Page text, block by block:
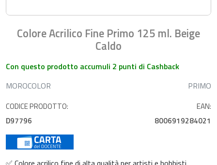
Colore Acrilico Fine Primo 125 ml. Beige
Caldo
Con questo prodotto accumuli 2 punti di Cashback
MOROCOLOR
PRIMO
CODICE PRODOTTO:
D97796
EAN:
8006919284021